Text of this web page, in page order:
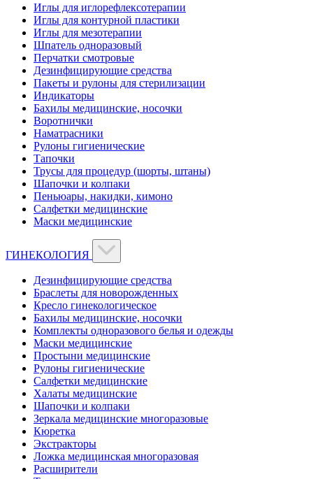
Иглы для иглорефлексотерапии
Иглы для контурной пластики
Иглы для мезотерапии
Шпатель одноразовый
Перчатки смотровые
Дезинфицирующие средства
Пакеты и рулоны для стерилизации
Индикаторы
Бахилы медицинские, носочки
Воротнички
Наматрасники
Рулоны гигиенические
Тапочки
Трусы для процедур (шорты, штаны)
Шапочки и колпаки
Пеньюары, накидки, кимоно
Салфетки медицинские
Маски медицинские
ГИНЕКОЛОГИЯ
Дезинфицирующие средства
Браслеты для новорожденных
Кресло гинекологическое
Бахилы медицинские, носочки
Комплекты одноразового белья и одежды
Маски медицинские
Простыни медицинские
Рулоны гигиенические
Салфетки медицинские
Халаты медицинские
Шапочки и колпаки
Зеркала медицинские многоразовые
Кюретка
Экстракторы
Ложка медицинская многоразовая
Расширители